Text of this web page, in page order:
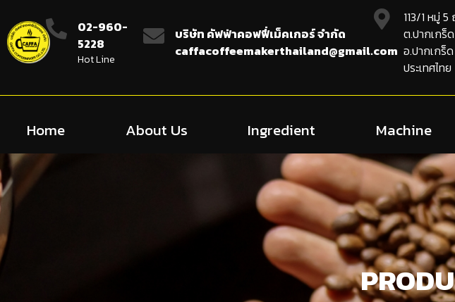
02-960-
5228
Hot Line
บริษัท คัฟฟ่าคอฟฟี่เม็คเกอร์ จำกัด
caffacoffeemakerthailand@gmail.com
113/1 หมู่
ต.ปากเกร็ด
อ.ปากเกร็
ประเทศไทย
Home About Us Ingredient Machine